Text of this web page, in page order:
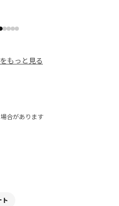
もっと見る
合があります
ト